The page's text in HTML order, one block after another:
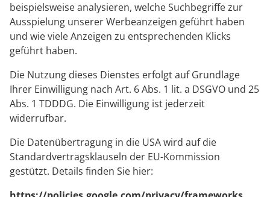
beispielsweise analysieren, welche Suchbegriffe zur
Ausspielung unserer Werbeanzeigen geführt haben
und wie viele Anzeigen zu entsprechenden Klicks
geführt haben.
Die Nutzung dieses Dienstes erfolgt auf Grundlage
Ihrer Einwilligung nach Art. 6 Abs. 1 lit. a DSGVO und 25
Abs. 1 TDDDG. Die Einwilligung ist jederzeit
widerrufbar.
Die Datenübertragung in die USA wird auf die
Standardvertragsklauseln der EU-Kommission
gestützt. Details finden Sie hier: